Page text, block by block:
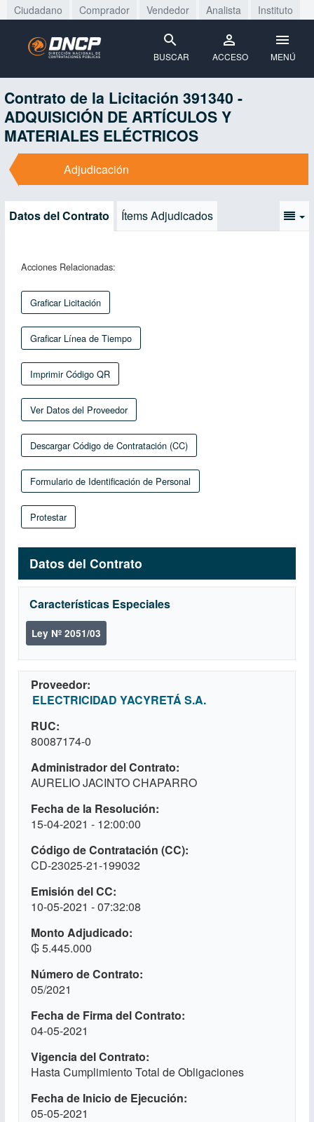
Ciudadano Comprador Vendedor Analista Instituto
BUSCAR ACCESO MENÚ
Contrato de la Licitación 391340 -
ADQUISICIÓN DE ARTÍCULOS Y
MATERIALES ELÉCTRICOS
Adjudicación
Datos del Contrato Ítems Adjudicados
Acciones Relacionadas:
Graficar Licitación
Graficar Línea de Tiempo
Imprimir Código QR
Ver Datos del Proveedor
Descargar Código de Contratación (CC)
Formulario de Identificación de Personal
Protestar
Datos del Contrato
Características Especiales
Ley Nº 2051/03
Proveedor
ELECTRICIDAD YACYRETÁ S.A.
RUC
80087174-0
Administrador del Contrato
AURELIO JACINTO CHAPARRO
Fecha de la Resolución
15-04-2021 - 12:00:00
Código de Contratación (CC)
CD-23025-21-199032
Emisión del CC
10-05-2021 - 07:32:08
Monto Adjudicado
₲ 5.445.000
Número de Contrato
05/2021
Fecha de Firma del Contrato
04-05-2021
Vigencia del Contrato
Hasta Cumplimiento Total de Obligaciones
Fecha de Inicio de Ejecución
05-05-2021